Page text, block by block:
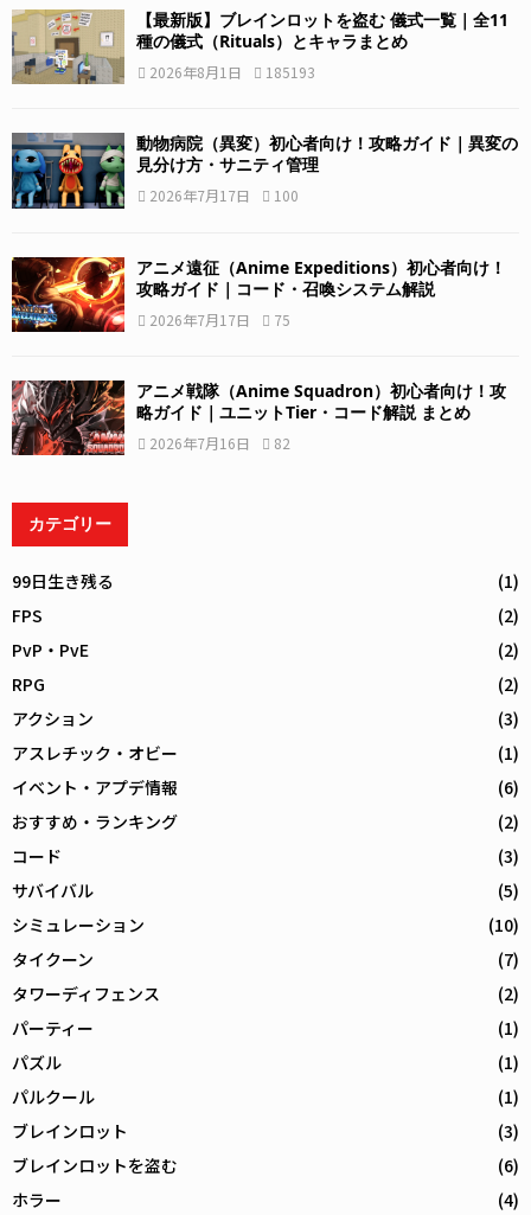
【最新版】ブレインロットを盗む 儀式一覧｜全11
種の儀式（Rituals）とキャラまとめ
2026年8月1日 185193
動物病院（異変）初心者向け！攻略ガイド｜異変の
見分け方・サニティ管理
2026年7月17日 100
アニメ遠征（Anime Expeditions）初心者向け！
攻略ガイド｜コード・召喚システム解説
2026年7月17日 75
アニメ戦隊（Anime Squadron）初心者向け！攻
略ガイド｜ユニットTier・コード解説 まとめ
2026年7月16日 82
カテゴリー
99日生き残る
(1)
FPS
(2)
PvP・PvE
(2)
RPG
(2)
アクション
(3)
アスレチック・オビー
(1)
イベント・アプデ情報
(6)
おすすめ・ランキング
(2)
コード
(3)
サバイバル
(5)
シミュレーション
(10)
タイクーン
(7)
タワーディフェンス
(2)
パーティー
(1)
パズル
(1)
パルクール
(1)
ブレインロット
(3)
ブレインロットを盗む
(6)
ホラー
(4)